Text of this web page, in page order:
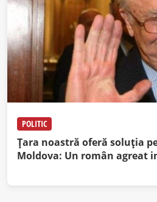
POLITIC
Ţara noastră oferă soluţia
Moldova: Un român agreat